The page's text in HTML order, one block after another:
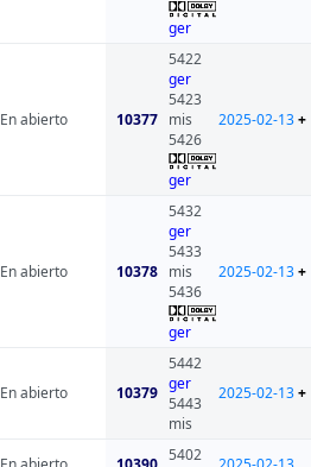
ger
En abierto 10377
5422
ger
5423
mis
5426
ger
2025-02-13+
En abierto 10378
5432
ger
5433
mis
5436
ger
2025-02-13+
En abierto 10379
5442
ger
5443
mis
2025-02-13+
5402